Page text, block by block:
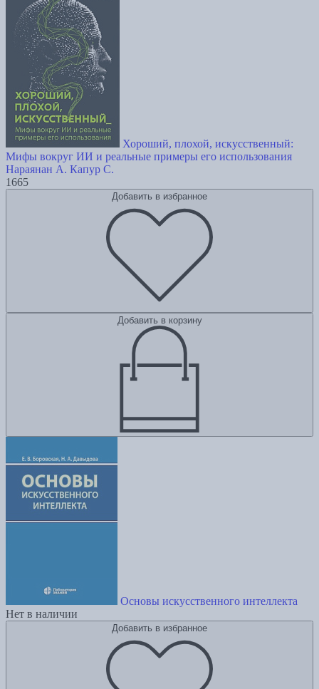
Хороший, плохой, искусственный:
Мифы вокруг ИИ и реальные примеры его использования
Нараянан А. Капур С.
1665
Добавить в избранное
Добавить в корзину
Основы искусственного интеллекта
Нет в наличии
Добавить в избранное